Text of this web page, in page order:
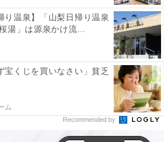
り温泉】「山梨日帰り温泉
湯」は源泉かけ流...
宝くじを買いなさい」貧乏
ム
Recommended by